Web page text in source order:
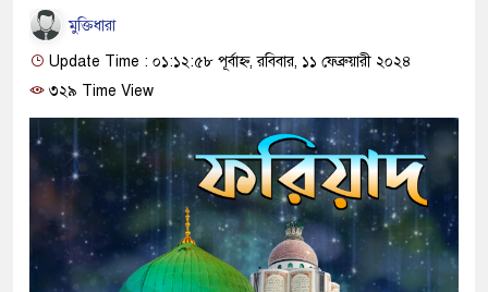
মুক্তিধারা
Update Time : ০১:১২:৫৮ পূর্বাহ্ন, রবিবার, ১১ ফেব্রুয়ারী ২০২৪
৩২৯ Time View